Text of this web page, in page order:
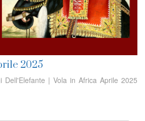
2025
Dell'Elefante | Vola in Africa Aprile 2025